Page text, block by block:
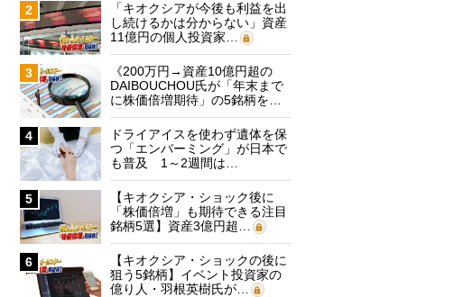
2
「キオクシアが今後も利益を出
し続けるかは分からない」資産
11億円の個人投資家…
3
《200万円→資産10億円超の
DAIBOUCHOU氏が「年末まで
に株価倍増期待」の5銘柄を…
4
ドライアイスを使わず遺体を保
つ「エンバーミング」が日本で
も普及 1～2週間は…
5
【キオクシア・ショック後に
「株価倍増」も期待できる注目
銘柄5選】資産3億円超…
6
【キオクシア・ショックの後に
狙う5銘柄】イベント投資家の
億り人・羽根英樹氏が…